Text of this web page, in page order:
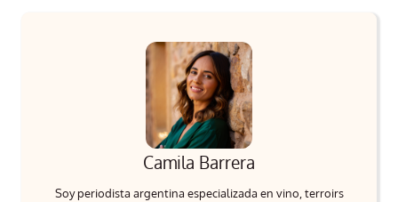
Camila Barrera
Soy periodista argentina especializada en vino, terroirs